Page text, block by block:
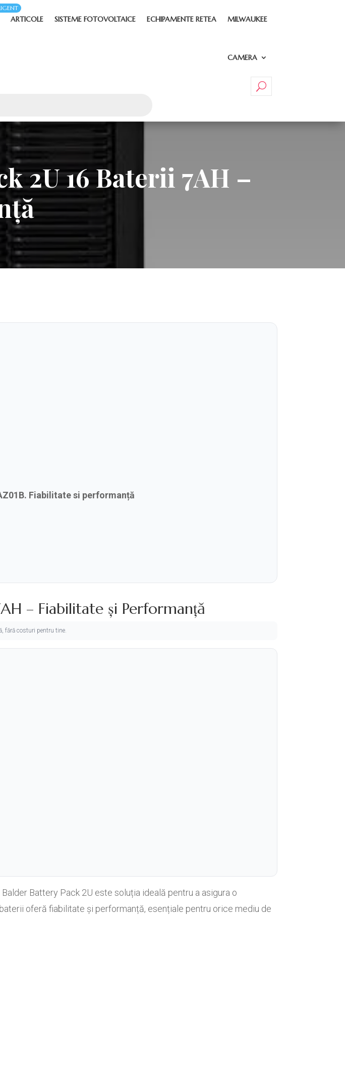
ARTICOLE SISTEME FOTOVOLTAICE ECHIPAMENTE RETEA MILWAUKEE
CAMERA
2U 16 Baterii 7AH –
Fiabilitate si performanță
– Fiabilitate și Performanță
fără costuri pentru tine.
Battery Pack 2U este soluția ideală pentru a asigura o
oferă fiabilitate și performanță, esențiale pentru orice mediu de